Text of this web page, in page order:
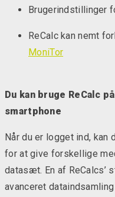
Brugerindstillinger
ReCalc kan nemt
MoniTor
Du kan bruge ReCalc
smartphone
Når du er logget ind,
for at give forskellige
datasæt. En af ReCalcs’
avanceret